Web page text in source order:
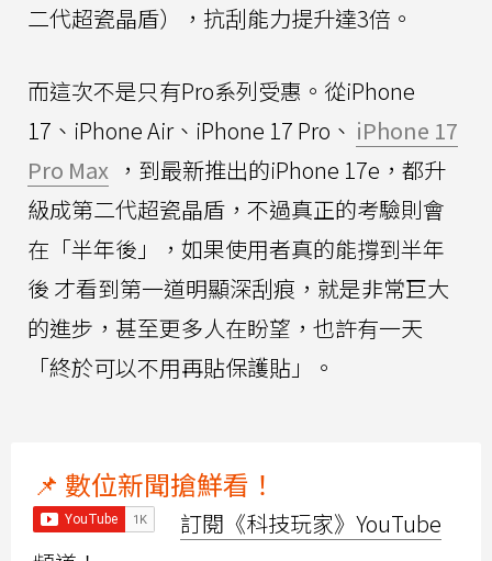
二代超瓷晶盾），抗刮能力提升達3倍。
而這次不是只有Pro系列受惠。從iPhone
17、iPhone Air、iPhone 17 Pro、 iPhone 17
Pro Max ，到最新推出的iPhone 17e，都升
級成第二代超瓷晶盾，不過真正的考驗則會
在「半年後」，如果使用者真的能撐到半年
後 才看到第一道明顯深刮痕，就是非常巨大
的進步，甚至更多人在盼望，也許有一天
「終於可以不用再貼保護貼」。
📌 數位新聞搶鮮看！
訂閱《科技玩家》YouTube